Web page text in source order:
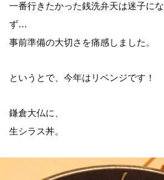
一番行きたかった銭洗弁天は迷子に
ず…
事前準備の大切さを痛感しました。
というとで、今年はリベンジです！
鎌倉大仏に、
生シラス丼。